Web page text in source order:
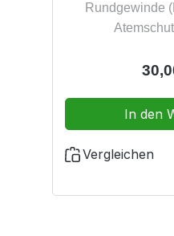
Rundgewinde
148-3) zum
148-3) an
In den
Vergleichen